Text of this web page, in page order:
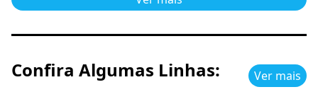
Confira Algumas Linhas: Ver mais